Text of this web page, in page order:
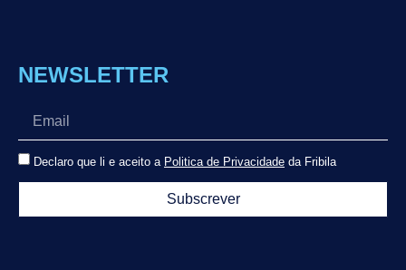
NEWSLETTER
Declaro que li e aceito a Politica de Privacidade da Fribila
Subscrever